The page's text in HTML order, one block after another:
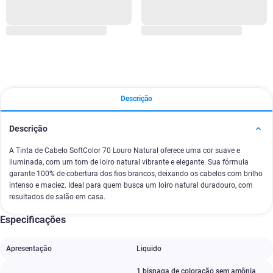
Descrição
Descrição
A Tinta de Cabelo SoftColor 70 Louro Natural oferece uma cor suave e
iluminada, com um tom de loiro natural vibrante e elegante. Sua fórmula
garante 100% de cobertura dos fios brancos, deixando os cabelos com brilho
intenso e maciez. Ideal para quem busca um loiro natural duradouro, com
resultados de salão em casa.
Especificações
Apresentação Liquido
1 bisnaga de coloração sem amônia